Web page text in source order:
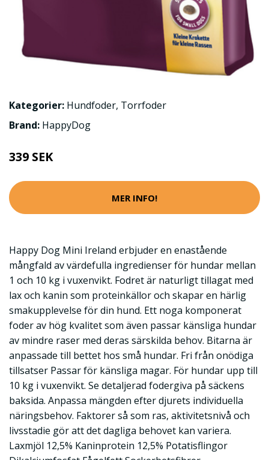
Kategorier: Hundfoder, Torrfoder
Brand: HappyDog
339 SEK
MER INFO!
Happy Dog Mini Ireland erbjuder en enastående
mångfald av värdefulla ingredienser för hundar mellan
1 och 10 kg i vuxenvikt. Fodret är naturligt tillagat med
lax och kanin som proteinkällor och skapar en härlig
smakupplevelse för din hund. Ett noga komponerat
foder av hög kvalitet som även passar känsliga hundar
av mindre raser med deras särskilda behov. Bitarna är
anpassade till bettet hos små hundar. Fri från onödiga
tillsatser Passar för känsliga magar. För hundar upp till
10 kg i vuxenvikt. Se detaljerad fodergiva på säckens
baksida. Anpassa mängden efter djurets individuella
näringsbehov. Faktorer så som ras, aktivitetsnivå och
livsstadie gör att det dagliga behovet kan variera.
Laxmjöl 12,5% Kaninprotein 12,5% Potatisflingor